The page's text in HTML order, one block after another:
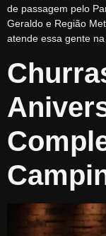
de passagem pelo
Geraldo e Região
atende essa gente na